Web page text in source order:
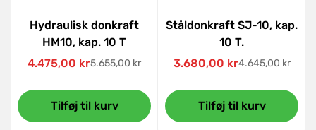
Hydraulisk donkraft
HM10, kap. 10 T
Udsalgspris
4.475,00 krNormal
5.655,00 kr
Tilføj til kurv
Ståldonkraft SJ-10, kap.
10 T.
Udsalgspris
3.680,00 krNormal
4.645,00 kr
Tilføj til kurv